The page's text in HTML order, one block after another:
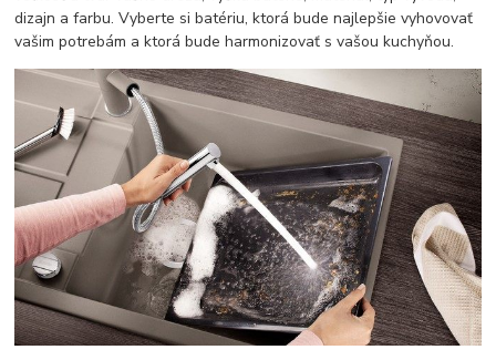
dizajn a farbu. Vyberte si batériu, ktorá bude najlepšie vyhovovať
vašim potrebám a ktorá bude harmonizovať s vašou kuchyňou.